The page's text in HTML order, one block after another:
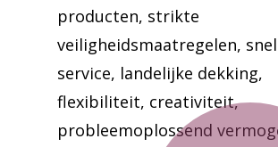
producten, strikte
veiligheidsmaatregelen,
service, landelijke dekking,
flexibiliteit, creativiteit,
probleemoplossend